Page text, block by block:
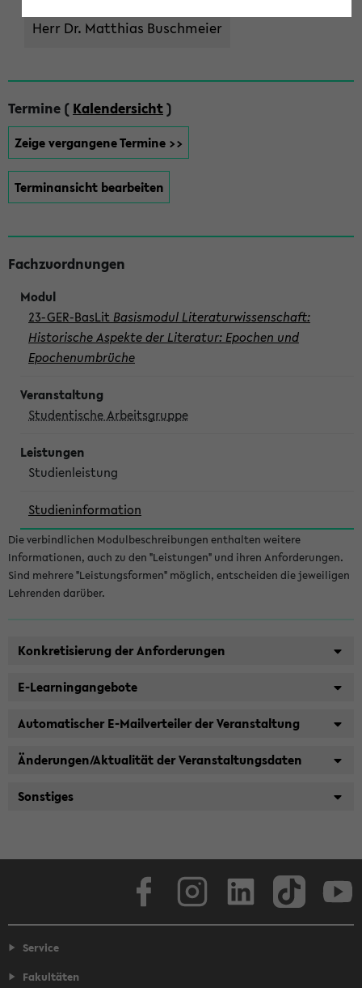
Herr Dr. Matthias Buschmeier
Termine ( Kalendersicht)
Zeige vergangene Termine >>
Terminansicht bearbeiten
Fachzuordnungen
23-GER-BasLitBasismodul Literaturwissenschaft:
Historische Aspekte der Literatur: Epochen und
Epochenumbrüche
Studentische Arbeitsgruppe
Studienleistung
Studieninformation
Die verbindlichen Modulbeschreibungen enthalten weitere
Informationen, auch zu den "Leistungen" und ihren Anforderungen.
Sind mehrere "Leistungsformen" möglich, entscheiden die jeweiligen
Lehrenden darüber.
Konkretisierung der Anforderungen
E-Learningangebote
Automatischer E-Mailverteiler der Veranstaltung
Änderungen/Aktualität der Veranstaltungsdaten
Sonstiges
Service
Fakultäten